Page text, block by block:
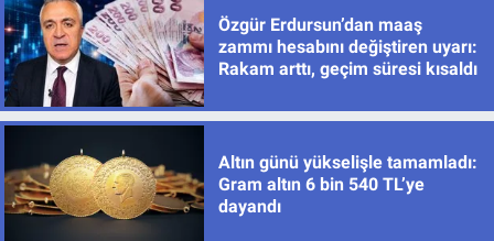
Özgür Erdursun’dan maaş
zammı hesabını değiştiren uyarı:
Rakam arttı, geçim süresi kısaldı
Altın günü yükselişle tamamladı:
Gram altın 6 bin 540 TL’ye
dayandı